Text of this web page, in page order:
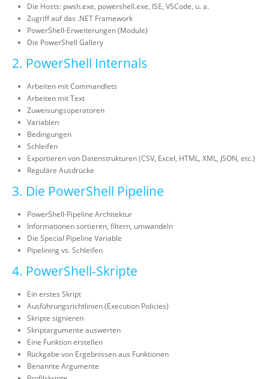
Die Hosts: pwsh.exe, powershell.exe, ISE, VSCode, u. a.
Zugriff auf das .NET Framework
PowerShell-Erweiterungen (Module)
Die PowerShell Gallery
2. PowerShell Internals
Arbeiten mit Commandlets
Arbeiten mit Text
Zuweisungsoperatoren
Variablen
Bedingungen
Schleifen
Exportieren von Datenstrukturen (CSV, Excel, HTML, XML, JSON, etc.)
Reguläre Ausdrücke
3. Die PowerShell Pipeline
PowerShell-Pipeline Architektur
Informationen sortieren, filtern, umwandeln
Die Special Pipeline Variable
Pipelining vs. Schleifen
4. PowerShell-Skripte
Ein erstes Skript
Ausführungsrichtlinien (Execution Policies)
Skripte signieren
Skriptargumente auswerten
Eine Funktion erstellen
Rückgabe von Ergebnissen aus Funktionen
Benannte Argumente